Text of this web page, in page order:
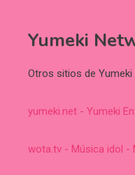
Yumeki
Otros sitios de Yumeki
yumeki.net - Yumeki
wota.tv - Música idol -